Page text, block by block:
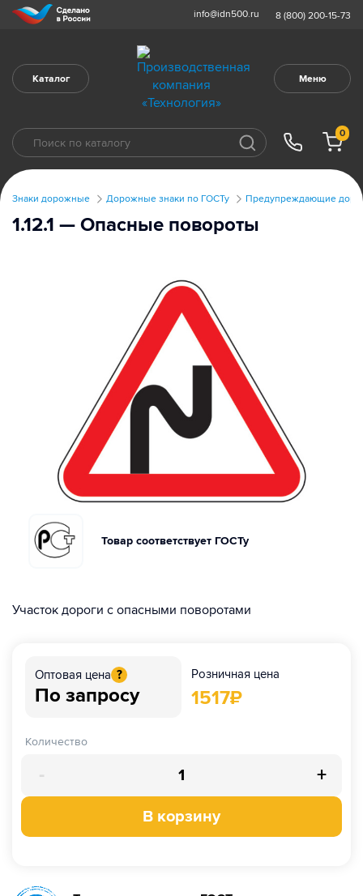
info@idn500.ru 8 (800) 200-15-73
Каталог Меню
0
Знаки дорожные Дорожные знаки по ГОСТу Предупреждающие
1.12.1 — Опасные повороты
Товар соответствует ГОСТу
Участок дороги с опасными поворотами
Оптовая цена ?
По запросу
Розничная цена
1517₽
Количество
- +
В корзину